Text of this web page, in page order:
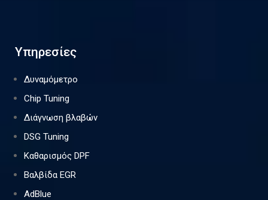
Υπηρεσίες
Δυναμόμετρο
Chip Tuning
Διάγνωση βλαβών
DSG Tuning
Καθαρισμός DPF
Βαλβίδα EGR
AdBlue